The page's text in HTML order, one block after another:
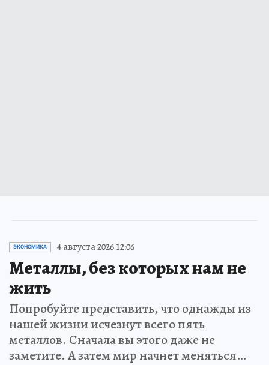
ЭКОНОМИКА 4 августа 2026 12:06
Металлы, без которых нам не
жить
Попробуйте представить, что однажды из
нашей жизни исчезнут всего пять
металлов. Сначала вы этого даже не
заметите. А затем мир начнет меняться…